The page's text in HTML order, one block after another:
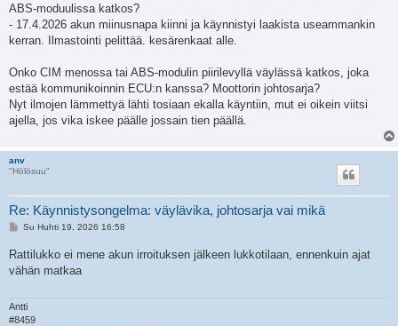
ABS-moduulissa katkos?
- 17.4.2026 akun miinusnapa kiinni ja käynnistyi laakista useammankin
kerran. Ilmastointi pelittää. kesärenkaat alle.
Onko CIM menossa tai ABS-modulin piirilevyllä väylässä katkos, joka
estää kommunikoinnin ECU:n kanssa? Moottorin johtosarja?
Nyt ilmojen lämmettyä lähti tosiaan ekalla käyntiin, mut ei oikein viitsi
ajella, jos vika iskee päälle jossain tien päällä.
anv
"Hölösuu"
Re: Käynnistysongelma: väylävika, johtosarja vai mikä
V
s
t
Su Huhti 19, 2026 16:58
Rattilukko ei mene akun irroituksen jälkeen lukkotilaan, ennenkuin ajat
vähän matkaa
Antti
#8459